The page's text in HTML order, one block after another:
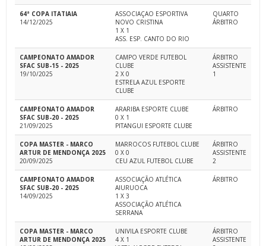
64ª COPA ITATIAIA
14/12/2025
ASSOCIAÇAO ESPORTIVA
NOVO CRISTINA
1 X 1
ASS. ESP. CANTO DO RIO
QUARTO
ÁRBITRO
CAMPEONATO AMADOR
SFAC SUB-15 - 2025
19/10/2025
CAMPO VERDE FUTEBOL
CLUBE
2 X 0
ESTRELA AZUL ESPORTE
CLUBE
ÁRBITRO
ASSISTENTE
1
CAMPEONATO AMADOR
SFAC SUB-20 - 2025
21/09/2025
ARARIBA ESPORTE CLUBE
0 X 1
PITANGUI ESPORTE CLUBE
ÁRBITRO
COPA MASTER - MARCO
ARTUR DE MENDONÇA 2025
20/09/2025
MARROCOS FUTEBOL CLUBE
0 X 0
CEU AZUL FUTEBOL CLUBE
ÁRBITRO
ASSISTENTE
2
CAMPEONATO AMADOR
SFAC SUB-20 - 2025
14/09/2025
ASSOCIAÇÃO ATLÉTICA
AIURUOCA
1 X 3
ASSOCIAÇÃO ATLÉTICA
SERRANA
ÁRBITRO
COPA MASTER - MARCO
ARTUR DE MENDONÇA 2025
UNIVILA ESPORTE CLUBE
4 X 1
ÁRBITRO
ASSISTENTE